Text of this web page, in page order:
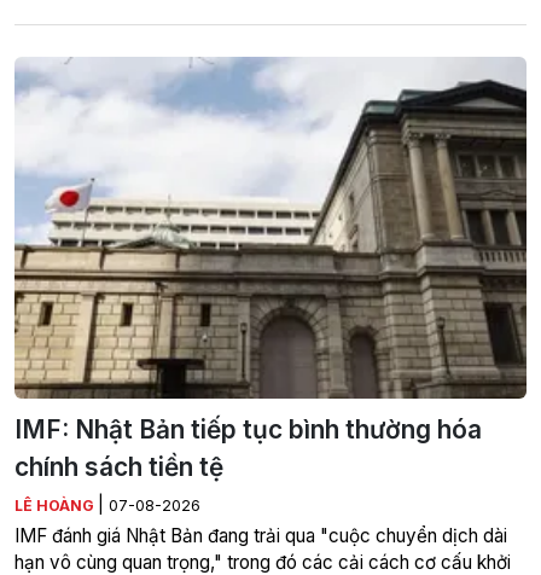
IMF: Nhật Bản tiếp tục bình thường hóa
chính sách tiền tệ
LÊ HOÀNG 07-08-2026
IMF đánh giá Nhật Bản đang trải qua "cuộc chuyển dịch dài
hạn vô cùng quan trọng," trong đó các cải cách cơ cấu khởi